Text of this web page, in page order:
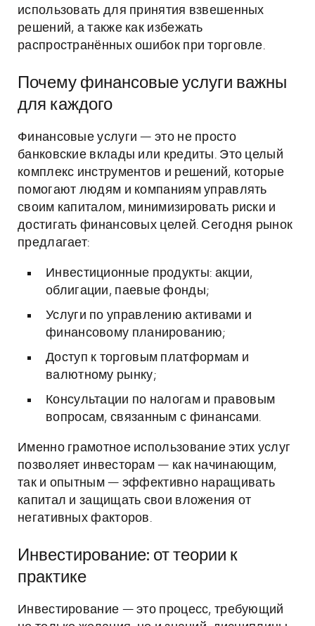
использовать для принятия взвешенных
решений, а также как избежать
распространённых ошибок при торговле.
Почему финансовые услуги важны
для каждого
Финансовые услуги — это не просто
банковские вклады или кредиты. Это целый
комплекс инструментов и решений, которые
помогают людям и компаниям управлять
своим капиталом, минимизировать риски и
достигать финансовых целей. Сегодня рынок
предлагает:
Инвестиционные продукты: акции,
облигации, паевые фонды;
Услуги по управлению активами и
финансовому планированию;
Доступ к торговым платформам и
валютному рынку;
Консультации по налогам и правовым
вопросам, связанным с финансами.
Именно грамотное использование этих услуг
позволяет инвесторам — как начинающим,
так и опытным — эффективно наращивать
капитал и защищать свои вложения от
негативных факторов.
Инвестирование: от теории к
практике
Инвестирование — это процесс, требующий